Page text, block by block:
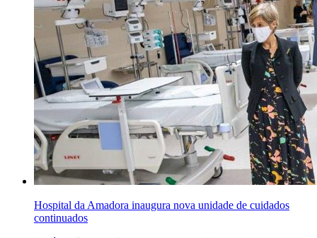
Hospital da Amadora inaugura nova unidade de cuidados
continuados